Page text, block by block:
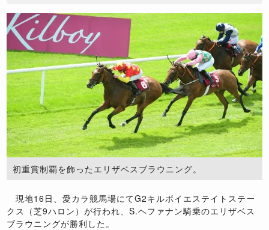
初重賞制覇を飾ったエリザベスブラウニング。
現地16日、愛カラ競馬場にてG2キルボイエステイトステー
クス（芝9ハロン）が行われ、S.ヘファナン騎乗のエリザベス
ブラウニングが勝利した。